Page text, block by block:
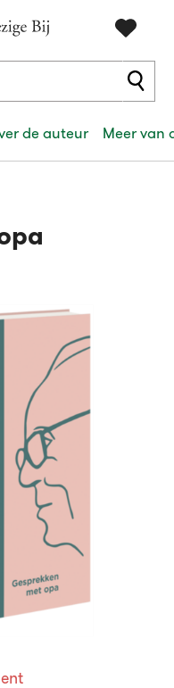
de auteur Meer van